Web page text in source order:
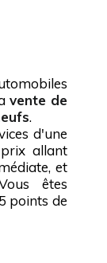
vente de
.
d'une
prix allant
et
êtes
points de